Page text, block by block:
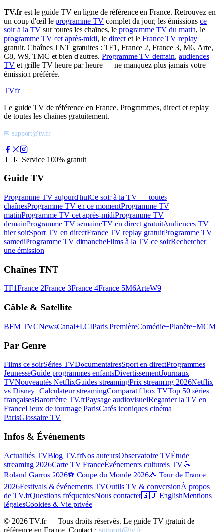
TV.fr est le guide TV en ligne de référence en France. Retrouvez en
un coup d'œil le programme TV complet du jour, les émissions ce
soir à la TV sur toutes les chaînes, le programme TV du matin, le
programme TV cet après-midi, le direct et le France TV replay
gratuit. Chaînes TNT gratuites : TF1, France 2, France 3, M6, Arte,
C8, W9, TMC et bien d'autres. Programme TV demain, audiences
TV et grille TV heure par heure — ne manquez plus jamais votre
émission préférée.
TVfr
Le guide TV de référence en France. Programmes, direct et replay
de toutes les chaînes gratuitement.
✉ support@tv.fr
🇫🇷 Service 100% gratuit
Guide TV
Programme TV aujourd'huiCe soir à la TV — toutes
chaînesProgramme TV en ce momentProgramme TV
matinProgramme TV cet après-midiProgramme TV
demainProgramme TV semaineTV en direct gratuitAudiences TV
hier soirSport TV en directFrance TV replay gratuitProgramme TV
samediProgramme TV dimancheFilms à la TV ce soirRechercher
une émission
Chaînes TNT
TF1France 2France 3France 4France 5M6ArteW9
Câble & Satellite
BFM TVCNewsCanal+LCIParis PremièreComédie+Planète+MCM
Par Genre
Films ce soirSéries TVDocumentairesSport en directProgrammes
JeunesseGuide programmes enfantsDivertissementJournaux
TVNouveautés NetflixGuides streamingPrix streaming 2026Netflix
vs Disney+Calculateur streamingComparatif box TVTop 50 séries
françaisesBaromètre TV.frPaysage audiovisuelRegarder la TV en
FranceLieux de tournage ParisCafés iconiques cinéma
ParisGlossaire TV
Infos & Événements
Actualités TVBlog TV.frNos auteursObservatoire TVÉtude
streaming 2026Carte TV FranceÉvénements culturels TV🎾
Roland-Garros 2026⚽ Coupe du Monde 2026🚴 Tour de France
2026Festivals & événements TVOutils TV & conversionÀ propos
de TV.frQuestions fréquentesNous contacter🇬🇧 EnglishMentions
légalesCookies & Vie privée
© 2026 TV.fr — Tous droits réservés. Le guide TV gratuit de
référence en France. Contact : support@tv.fr